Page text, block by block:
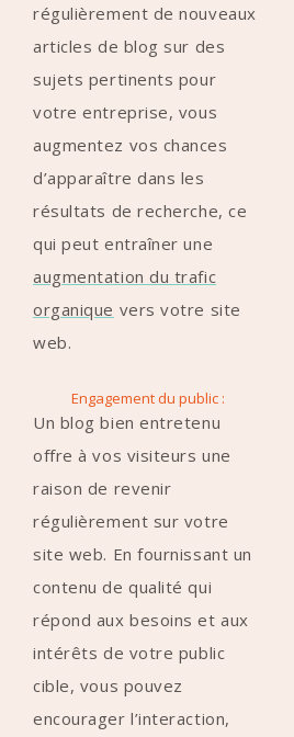
régulièrement de nouveaux
articles de blog sur des
sujets pertinents pour
votre entreprise, vous
augmentez vos chances
d’apparaître dans les
résultats de recherche, ce
qui peut entraîner une
augmentation du trafic
organique vers votre site
web.
Engagement du public :
Un blog bien entretenu
offre à vos visiteurs une
raison de revenir
régulièrement sur votre
site web. En fournissant un
contenu de qualité qui
répond aux besoins et aux
intérêts de votre public
cible, vous pouvez
encourager l’interaction,